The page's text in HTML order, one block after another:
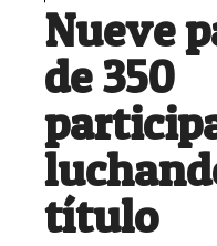
Nueve
de 350
título